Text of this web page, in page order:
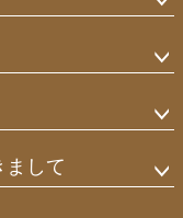
まして